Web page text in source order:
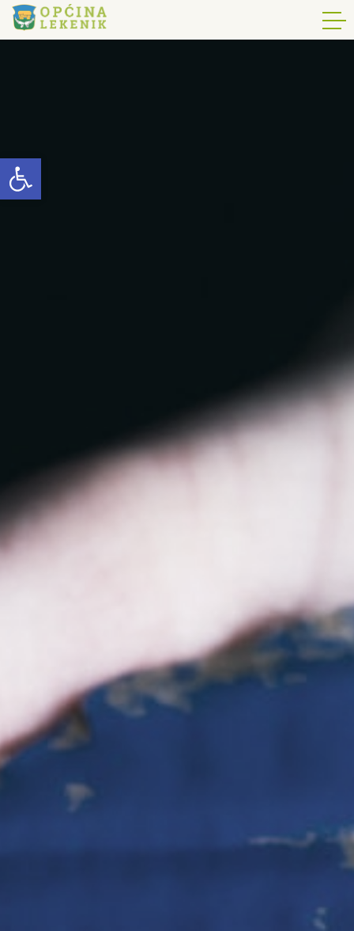
Open toolbar